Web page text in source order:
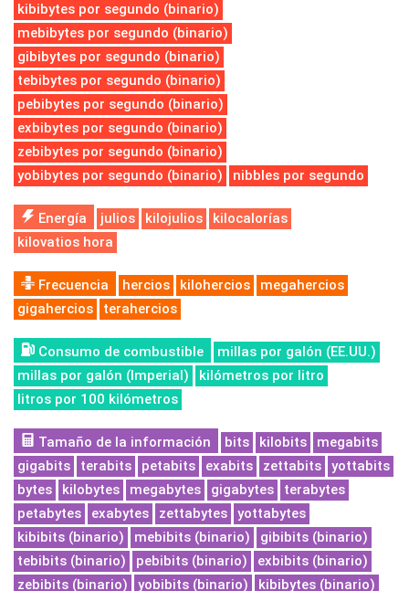
kibibytes por segundo (binario)
mebibytes por segundo (binario)
gibibytes por segundo (binario)
tebibytes por segundo (binario)
pebibytes por segundo (binario)
exbibytes por segundo (binario)
zebibytes por segundo (binario)
yobibytes por segundo (binario)
nibbles por segundo
Energía julios kilojulios
kilocalorías
kilovatios hora
Frecuencia hercios kilohercios
megahercios
gigahercios
terahercios
Consumo de combustible
millas por galón (EE.UU.)
millas por galón (Imperial)
kilómetros por litro
litros por 100 kilómetros
Tamaño de la información bits kilobits
megabits
gigabits
terabits petabits exabits zettabits
yottabits
bytes
kilobytes megabytes gigabytes
terabytes
petabytes
exabytes zettabytes
yottabytes
kibibits (binario)
mebibits (binario)
gibibits (binario)
tebibits (binario)
pebibits (binario)
exbibits (binario)
zebibits (binario)
yobibits (binario)
kibibytes (binario)